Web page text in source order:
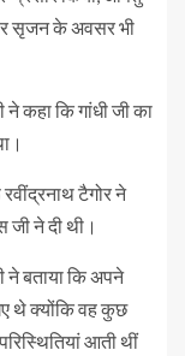
सृजन के अवसर भी
ने कहा कि गांधी जी का
रवींद्रनाथ टैगोर ने
जी ने दी थी।
ने बताया कि अपने
थे क्योंकि वह कुछ
आती थीं